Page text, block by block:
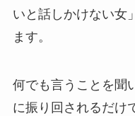
いと話しかけない女
ます。
何でも言うことを聞
に振り回されるだけ